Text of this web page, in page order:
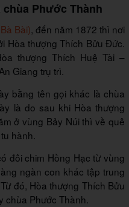
Phước Thành
Bài), đến năm 1872 thì nơi
Hòa thượng Thích Bửu Đức.
thượng Thích Huệ Tài –
Giang trụ trì.
bằng tên gọi khác là chùa
là do sau khi Hòa thượng
ở vùng Bảy Núi thì về quê
hành.
đôi chim Hồng Hạc từ vùng
ngàn con khác tập trung
đó, Hòa thượng Thích Bửu
chùa Phước Thành.